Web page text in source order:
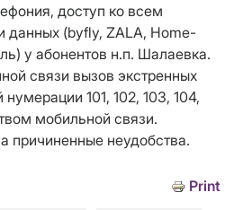
доступ ко всем
данных (byfly, ZALA, Home-
у абонентов н.п. Шалаевка.
связи вызов экстренных
101, 102, 103, 104,
мобильной связи.
причиненные неудобства.
Print